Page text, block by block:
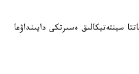
2 ۇيىم مەديتسينالىق ماقساتتا سينتەتيكالىق ەسىرتكى دايىنداۋعا